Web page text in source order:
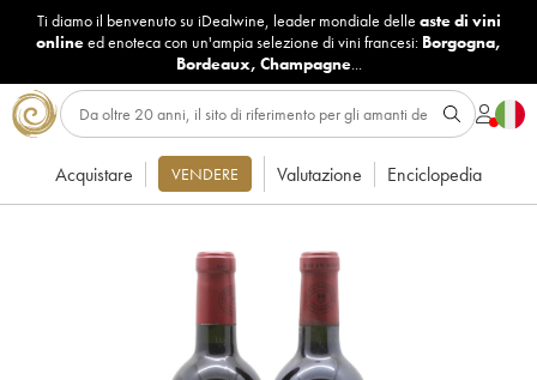
Ti diamo il benvenuto su iDealwine, leader mondiale delle aste di vini
onlineed enoteca con un'ampia selezione di vini francesi: Borgogna,
Bordeaux, Champagne...
Acquistare VENDERE Valutazione Enciclopedia